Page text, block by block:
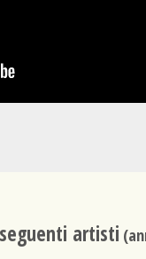
artisti